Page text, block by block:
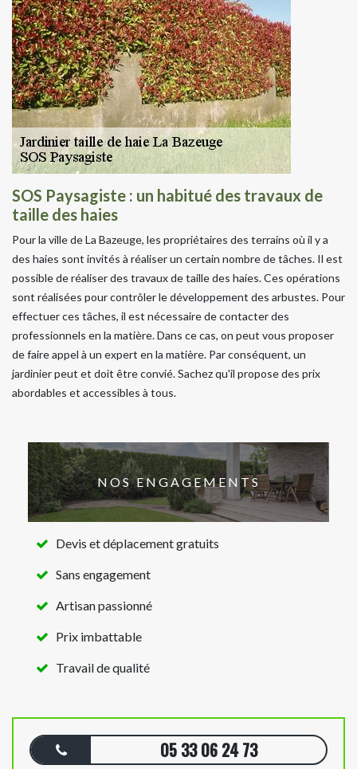
SOS Paysagiste : un habitué des travaux de
taille des haies
Pour la ville de La Bazeuge, les propriétaires des terrains où il y a
des haies sont invités à réaliser un certain nombre de tâches. Il est
possible de réaliser des travaux de taille des haies. Ces opérations
sont réalisées pour contrôler le développement des arbustes. Pour
effectuer ces tâches, il est nécessaire de contacter des
professionnels en la matière. Dans ce cas, on peut vous proposer
de faire appel à un expert en la matière. Par conséquent, un
jardinier peut et doit être convié. Sachez qu'il propose des prix
abordables et accessibles à tous.
NOS ENGAGEMENTS
Devis et déplacement gratuits
Sans engagement
Artisan passionné
Prix imbattable
Travail de qualité
05 33 06 24 73